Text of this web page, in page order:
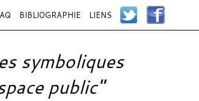
BIBLIOGRAPHIE LIENS
symboliques
public"